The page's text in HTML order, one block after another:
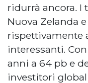
ridurrà ancora. I
Nuova Zelanda
rispettivamente
interessanti.
anni a 64 pb e
investitori